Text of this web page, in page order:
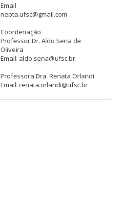
Email
nepta.ufsc@gmail.com
Coordenação
Professor Dr. Aldo Sena de
Oliveira
Email: aldo.sena@ufsc.br
Professora Dra. Renata Orlandi
Email: renata.orlandi@ufsc.br